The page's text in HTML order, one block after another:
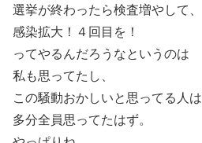
選挙が終わったら検査増やして、
感染拡大！４回目を！
ってやるんだろうなというのは
私も思ってたし、
この騒動おかしいと思ってる人は
多分全員思ってたはず。